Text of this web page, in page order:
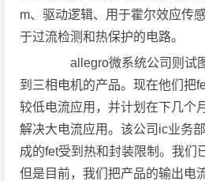
m、驱动逻辑、用于霍尔效应传
于过流检测和热保护的电路。
allegro微系统公司则试
到三相电机的产品。现在他们把
较低电流应用，并计划在下几个
解决大电流应用。该公司ic业务
成的fet受到热和封装限制。我们
但是目前，我们把产品的输出电